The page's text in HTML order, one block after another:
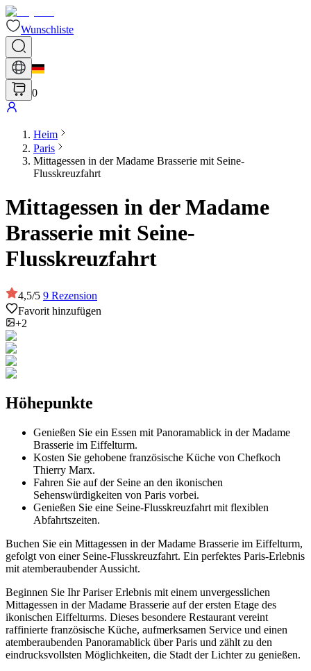
Wunschliste
0
Heim
Paris
Mittagessen in der Madame Brasserie mit Seine-
Flusskreuzfahrt
Mittagessen in der Madame
Brasserie mit Seine-
Flusskreuzfahrt
4,5/5 9 Rezension
Favorit hinzufügen
+2
Höhepunkte
Genießen Sie ein Essen mit Panoramablick in der Madame
Brasserie im Eiffelturm.
Kosten Sie gehobene französische Küche von Chefkoch
Thierry Marx.
Fahren Sie auf der Seine an den ikonischen
Sehenswürdigkeiten von Paris vorbei.
Genießen Sie eine Seine-Flusskreuzfahrt mit flexiblen
Abfahrtszeiten.
Buchen Sie ein Mittagessen in der Madame Brasserie im Eiffelturm,
gefolgt von einer Seine-Flusskreuzfahrt. Ein perfektes Paris-Erlebnis
mit atemberaubender Aussicht.
Beginnen Sie Ihr Pariser Erlebnis mit einem unvergesslichen
Mittagessen in der Madame Brasserie auf der ersten Etage des
ikonischen Eiffelturms. Dieses besondere Restaurant vereint
raffinierte französische Küche, aufmerksamen Service und einen
atemberaubenden Panoramablick über Paris und zählt zu den
eindrucksvollsten Möglichkeiten, die Stadt der Lichter zu genießen.